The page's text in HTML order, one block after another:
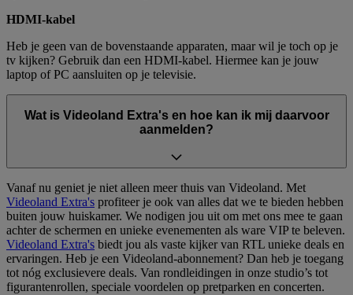
HDMI-kabel
Heb je geen van de bovenstaande apparaten, maar wil je toch op je
tv kijken? Gebruik dan een HDMI-kabel. Hiermee kan je jouw
laptop of PC aansluiten op je televisie.
Wat is Videoland Extra's en hoe kan ik mij daarvoor
aanmelden?
Vanaf nu geniet je niet alleen meer thuis van Videoland. Met
Videoland Extra's profiteer je ook van alles dat we te bieden hebben
buiten jouw huiskamer. We nodigen jou uit om met ons mee te gaan
achter de schermen en unieke evenementen als ware VIP te beleven.
Videoland Extra's biedt jou als vaste kijker van RTL unieke deals en
ervaringen. Heb je een Videoland-abonnement? Dan heb je toegang
tot nóg exclusievere deals. Van rondleidingen in onze studio’s tot
figurantenrollen, speciale voordelen op pretparken en concerten.